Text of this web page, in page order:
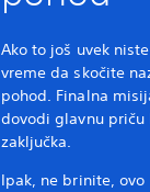
Ako to još uvek
vreme da skočite
pohod. Finalna
dovodi glavnu priču
zaključka.
Ipak, ne brinite,